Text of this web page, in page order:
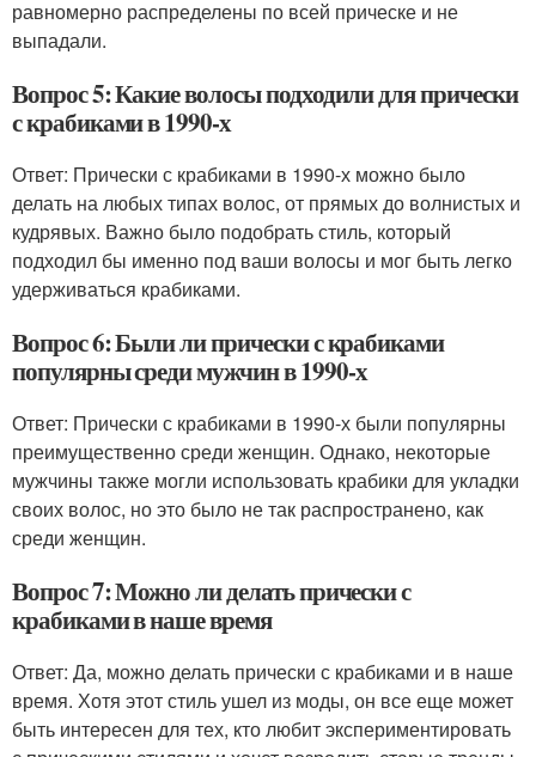
равномерно распределены по всей прическе и не
выпадали.
Вопрос 5: Какие волосы подходили для прически
с крабиками в 1990-х
Ответ: Прически с крабиками в 1990-х можно было
делать на любых типах волос, от прямых до волнистых и
кудрявых. Важно было подобрать стиль, который
подходил бы именно под ваши волосы и мог быть легко
удерживаться крабиками.
Вопрос 6: Были ли прически с крабиками
популярны среди мужчин в 1990-х
Ответ: Прически с крабиками в 1990-х были популярны
преимущественно среди женщин. Однако, некоторые
мужчины также могли использовать крабики для укладки
своих волос, но это было не так распространено, как
среди женщин.
Вопрос 7: Можно ли делать прически с
крабиками в наше время
Ответ: Да, можно делать прически с крабиками и в наше
время. Хотя этот стиль ушел из моды, он все еще может
быть интересен для тех, кто любит экспериментировать